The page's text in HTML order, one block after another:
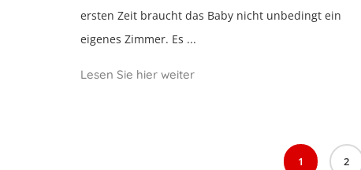
ersten Zeit braucht das Baby nicht unbedingt ein
eigenes Zimmer. Es ...
Lesen Sie hier weiter
1 2